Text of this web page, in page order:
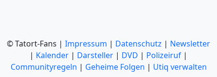
© Tatort-Fans | Impressum | Datenschutz | Newsletter
| Kalender | Darsteller | DVD | Polizeiruf |
Communityregeln | Geheime Folgen | Utiq verwalten